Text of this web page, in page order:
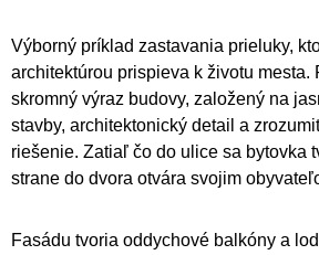
Výborný príklad zastavania prieluky,
architektúrou prispieva k životu mesta.
skromný výraz budovy, založený na
stavby, architektonický detail a
riešenie. Zatiaľ čo do ulice sa bytovka
strane do dvora otvára svojim
Fasádu tvoria oddychové balkóny a